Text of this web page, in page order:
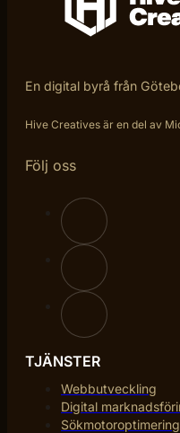
En digital byrå från
Hive Creatives är en del av
Följ oss
TJÄNSTER
Webbutveckling
Digital